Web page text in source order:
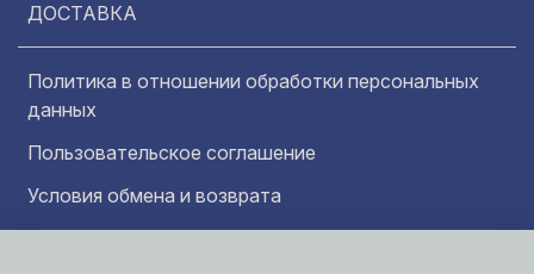
ДОСТАВКА
Политика в отношении обработки персональных
данных
Пользовательское соглашение
Условия обмена и возврата